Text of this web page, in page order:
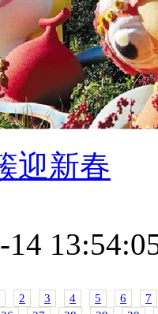
迎新春
14
2 3 4 5 6 7